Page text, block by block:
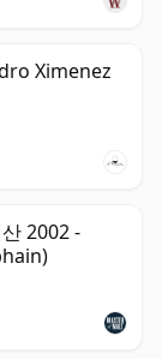
Ximenez
2002 -